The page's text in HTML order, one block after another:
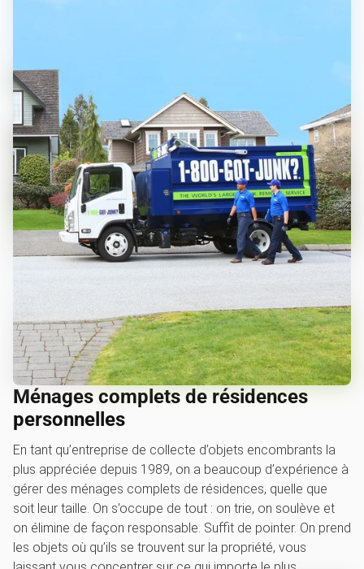
Ménages complets de résidences
personnelles
En tant qu’entreprise de collecte d’objets encombrants la
plus appréciée depuis 1989, on a beaucoup d’expérience à
gérer des ménages complets de résidences, quelle que
soit leur taille. On s’occupe de tout : on trie, on soulève et
on élimine de façon responsable. Suffit de pointer. On prend
les objets où qu’ils se trouvent sur la propriété, vous